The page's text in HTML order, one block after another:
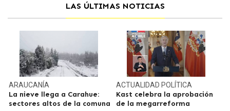
LAS ÚLTIMAS NOTICIAS
ARAUCANÍA
La nieve llega a Carahue:
sectores altos de la comuna
ACTUALIDAD POLÍTICA
Kast celebra la aprobación
de la megarreforma